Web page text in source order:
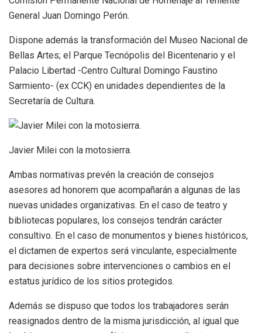
General Juan Domingo Perón.
Dispone además la transformación del Museo Nacional de
Bellas Artes; el Parque Tecnópolis del Bicentenario y el
Palacio Libertad -Centro Cultural Domingo Faustino
Sarmiento- (ex CCK) en unidades dependientes de la
Secretaría de Cultura.
Javier Milei con la motosierra.
Ambas normativas prevén la creación de consejos
asesores ad honorem que acompañarán a algunas de las
nuevas unidades organizativas. En el caso de teatro y
bibliotecas populares, los consejos tendrán carácter
consultivo. En el caso de monumentos y bienes históricos,
el dictamen de expertos será vinculante, especialmente
para decisiones sobre intervenciones o cambios en el
estatus jurídico de los sitios protegidos.
Además se dispuso que todos los trabajadores serán
reasignados dentro de la misma jurisdicción, al igual que